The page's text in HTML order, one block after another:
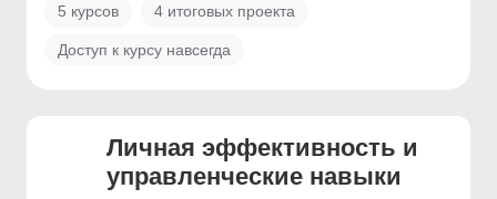
5 курсов 4 итоговых проекта
Доступ к курсу навсегда
Личная эффективность и
управленческие навыки